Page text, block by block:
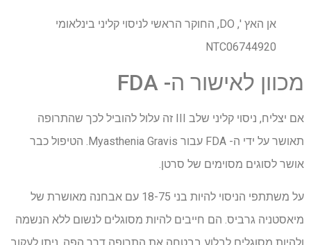
אן האץ ', DO, החוקר הראשי לניסוי קליני בינלאומי
NTC06744920
מכוון לאישור ה- FDA
אם יצליח, ניסוי קליני שלב III זה עלול להוביל לכך שהתרופה
תאושר על ידי ה- FDA עבור Myasthenia Gravis. הטיפול כבר
אושר לסוגים מסוימים של סרטן.
על משתתפי הניסוי להיות בני 18-75 עם אבחנה מאושרת של
מיאסטניה גרביס. הם חייבים להיות מסוגלים לנשום ללא הנשמה